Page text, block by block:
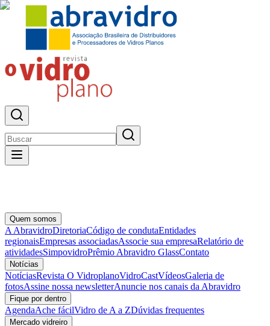
Quem somos
A AbravidroDiretoriaCódigo de condutaEntidades
regionaisEmpresas associadasAssocie sua empresaRelatório de
atividadesSimpovidroPrêmio Abravidro GlassContato
Notícias
NotíciasRevista O VidroplanoVidroCastVídeosGaleria de
fotosAssine nossa newsletterAnuncie nos canais da Abravidro
Fique por dentro
AgendaAche fácilVidro de A a ZDúvidas frequentes
Mercado vidreiro